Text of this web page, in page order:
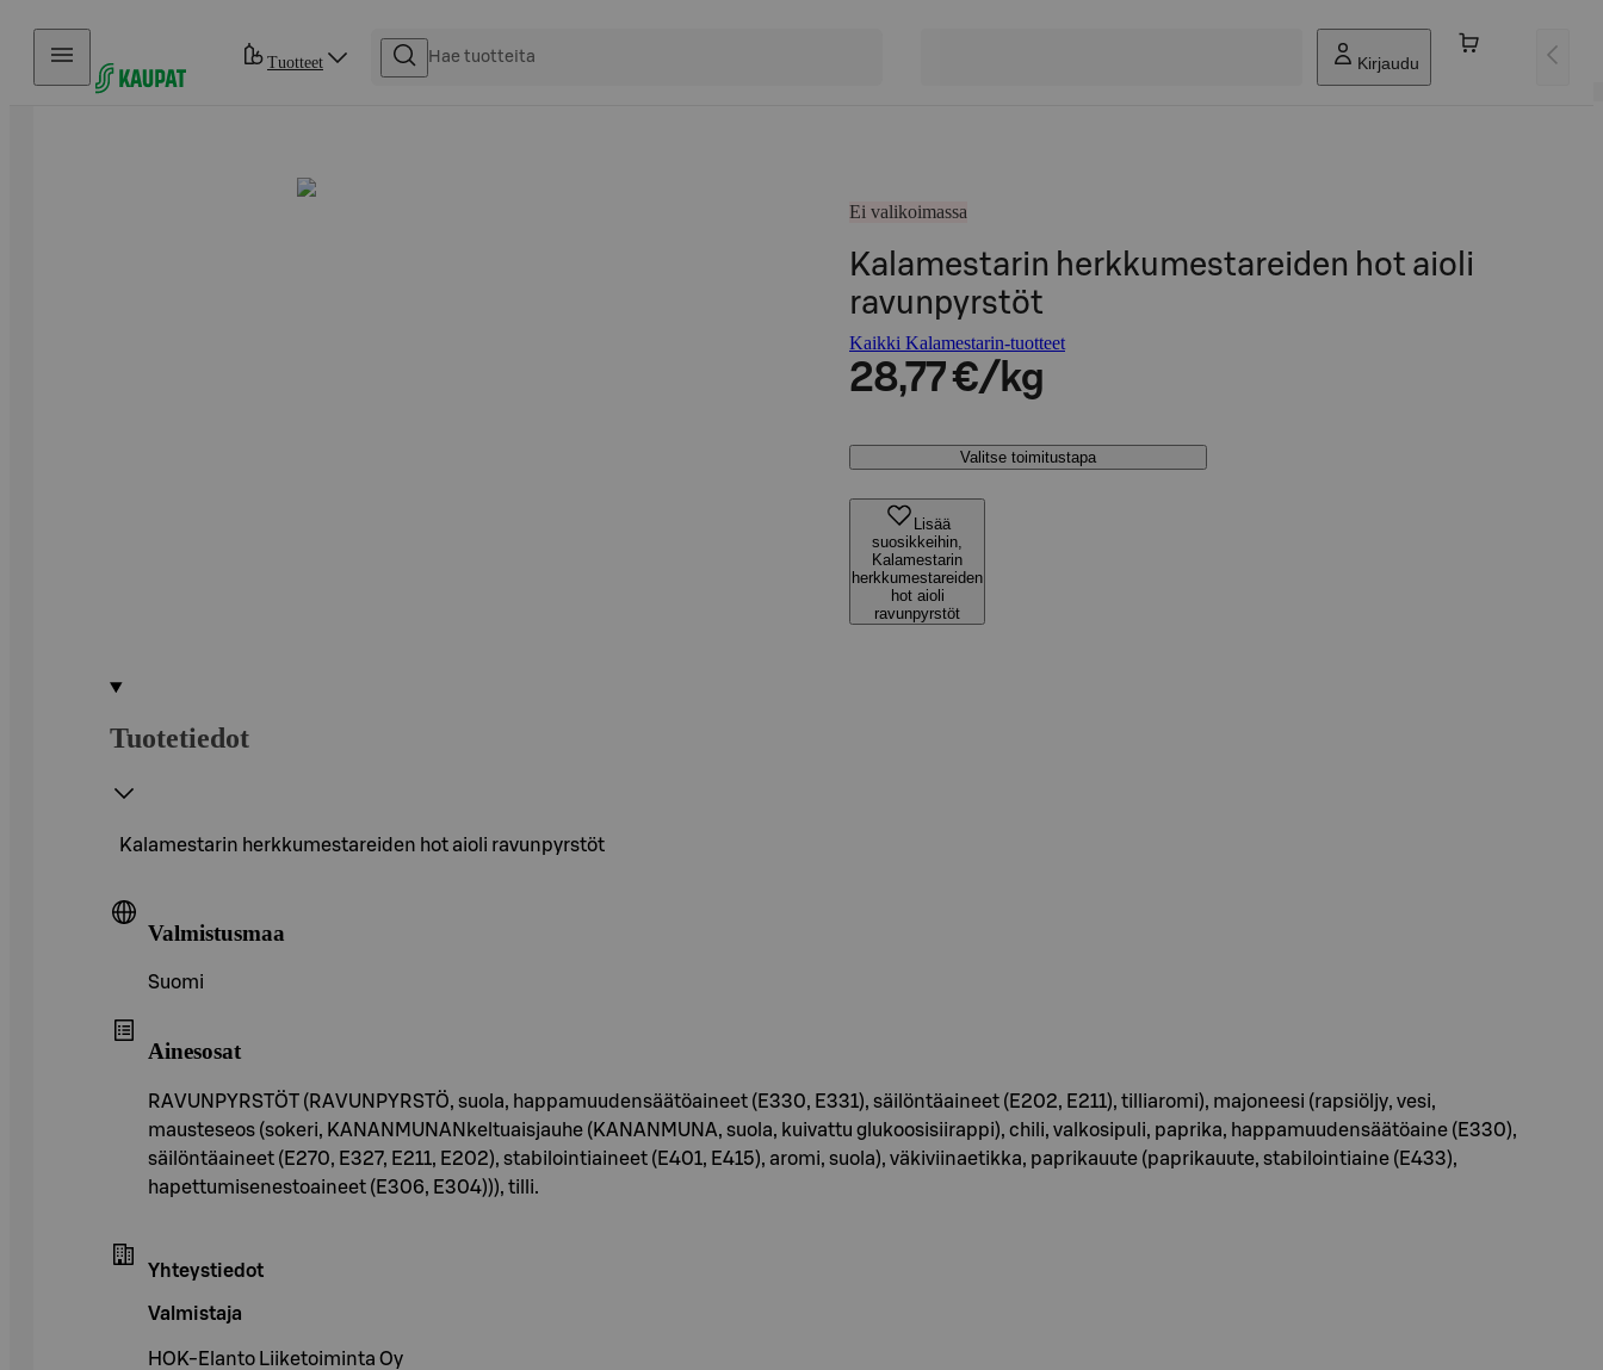
Hyppää sisältöön
Tuotteet Kirjaudu
Ei valikoimassa
Kalamestarin herkkumestareiden hot aioli
ravunpyrstöt
Kaikki Kalamestarin-tuotteet
28,77 €/kg
Valitse toimitustapa
Lisää
suosikkeihin,
Kalamestarin
herkkumestareiden
hot aioli
ravunpyrstöt
Tuotetiedot
Kalamestarin herkkumestareiden hot aioli ravunpyrstöt
Valmistusmaa
Suomi
Ainesosat
RAVUNPYRSTÖT (RAVUNPYRSTÖ, suola, happamuudensäätöaineet (E330, E331), säilöntäaineet (E202, E211), tilliaromi), majoneesi (rapsiöljy, vesi,
mausteseos (sokeri, KANANMUNANkeltuaisjauhe (KANANMUNA, suola, kuivattu glukoosisiirappi), chili, valkosipuli, paprika, happamuudensäätöaine (E330),
säilöntäaineet (E270, E327, E211, E202), stabilointiaineet (E401, E415), aromi, suola), väkiviinaetikka, paprikauute (paprikauute, stabilointiaine (E433),
hapettumisenestoaineet (E306, E304))), tilli.
Yhteystiedot
Valmistaja
HOK-Elanto Liiketoiminta Oy